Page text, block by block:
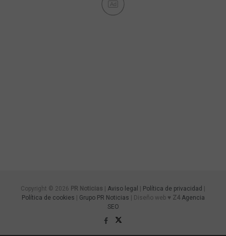
Ad
Copyright © 2026 PR Noticias Aviso legal Política de privacidad
Política de cookies
Grupo PR Noticias | Diseño web ♥ Z4 Agencia
SEO